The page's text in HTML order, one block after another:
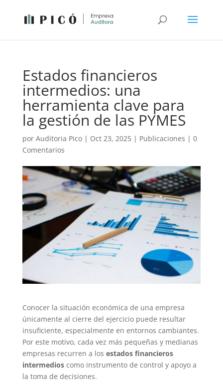
Estados financieros
intermedios: una
herramienta clave para
la gestión de las PYMES
por Auditoria Pico| Oct 23, 2025| Publicaciones | 0
Comentarios
Conocer la situación económica de una empresa
únicamente al cierre del ejercicio puede resultar
insuficiente, especialmente en entornos cambiantes.
Por este motivo, cada vez más pequeñas y medianas
empresas recurren a los estados financieros
intermedioscomo instrumento de control y apoyo a
la toma de decisiones.